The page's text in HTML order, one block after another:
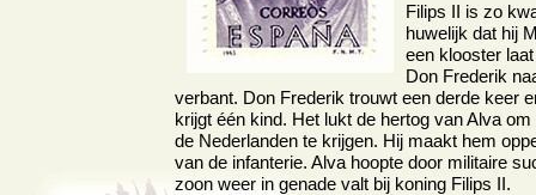
Filips II is zo
huwelijk dat hij
een klooster
Don Frederik
verbant. Don Frederik trouwt een derde keer
krijgt één kind. Het lukt de hertog van Alva
de Nederlanden te krijgen. Hij maakt hem
van de infanterie. Alva hoopte door militaire
zoon weer in genade valt bij koning Filips II.